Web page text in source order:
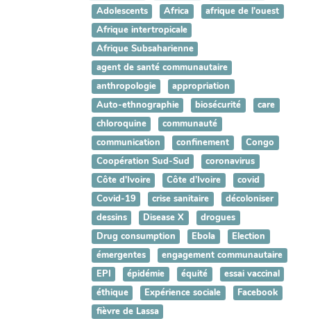
Adolescents
Africa
afrique de l'ouest
Afrique intertropicale
Afrique Subsaharienne
agent de santé communautaire
anthropologie
appropriation
Auto-ethnographie
biosécurité
care
chloroquine
communauté
communication
confinement
Congo
Coopération Sud-Sud
coronavirus
Côte d'Ivoire
Côte d’Ivoire
covid
Covid-19
crise sanitaire
décoloniser
dessins
Disease X
drogues
Drug consumption
Ebola
Election
émergentes
engagement communautaire
EPI
épidémie équité
essai vaccinal
éthique
Expérience sociale
Facebook
fièvre de Lassa